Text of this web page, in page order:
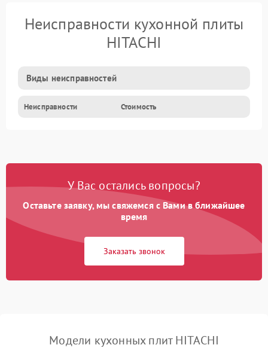
Неисправности кухонной плиты
HITACHI
Виды неисправностей
Неисправности Стоимость
У Вас остались вопросы?
Оставьте заявку, мы свяжемся с Вами в ближайшее
время
Заказать звонок
Модели кухонных плит HITACHI